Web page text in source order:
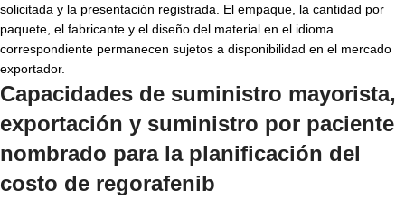
solicitada y la presentación registrada. El empaque, la cantidad por
paquete, el fabricante y el diseño del material en el idioma
correspondiente permanecen sujetos a disponibilidad en el mercado
exportador.
Capacidades de suministro mayorista,
exportación y suministro por paciente
nombrado para la planificación del
costo de regorafenib